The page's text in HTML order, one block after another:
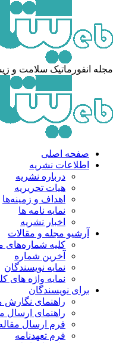
انفورماتیک سلامت و
صفحه اصلی
اطلاعات نشریه
درباره نشریه
هیات تحریریه
اهداف و زمینه‌ها
نمایه نامه ها
اخبار نشریه
آرشیو مجله و مقالات
کلیه شماره‌های
آخرین شماره
نمایه نویسندگان
نمایه واژه های
برای نویسندگان
راهنمای نگارش
راهنمای ارسال
فرم ارسال مقاله
فرم تعهدنامه